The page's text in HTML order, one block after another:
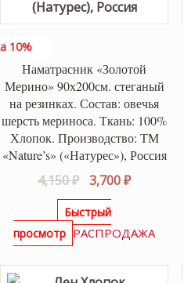
10%
Наматрасник «Золотой
Мерино» 90х200см. стеганый
на резинках. Состав: овечья
шерсть мериноса. Ткань: 100%
Хлопок. Производство: ТМ
«Nature’s» («Натурес»), Россия
4,150₽
Первоначальная
цена
составляла
4,150 ₽.
3,700₽Текущая
Быстрый
просмотр РАСПРОДАЖА